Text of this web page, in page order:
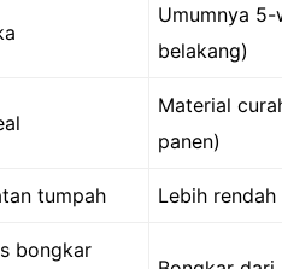
Umumnya
belakang)
Material
panen)
tumpah Lebih
bongkar